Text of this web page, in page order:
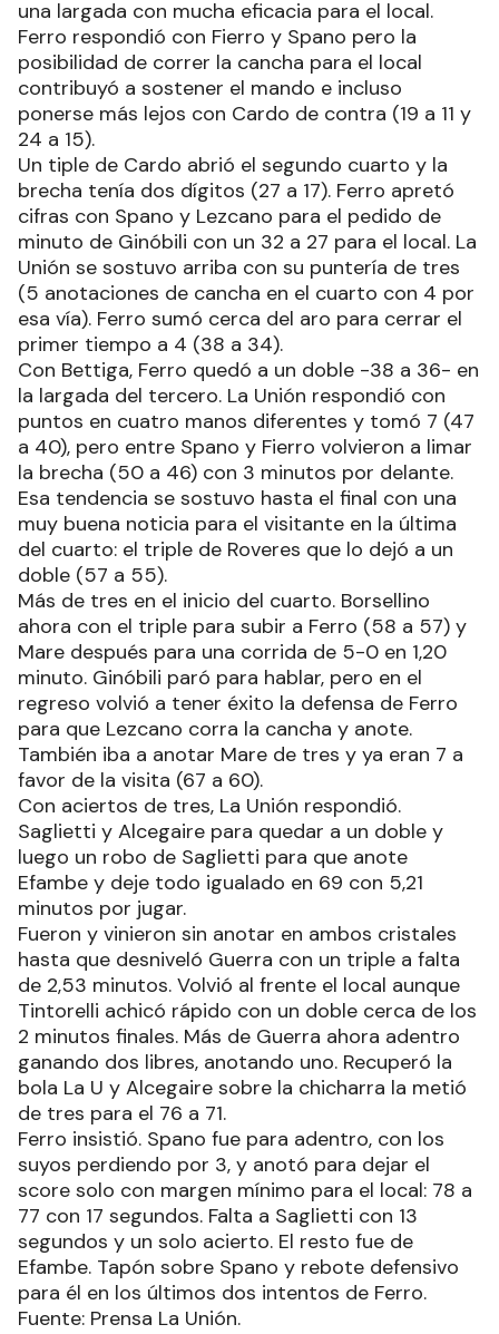
una largada con mucha eficacia para el local.
Ferro respondió con Fierro y Spano pero la
posibilidad de correr la cancha para el local
contribuyó a sostener el mando e incluso
ponerse más lejos con Cardo de contra (19 a 11 y
24 a 15).
Un tiple de Cardo abrió el segundo cuarto y la
brecha tenía dos dígitos (27 a 17). Ferro apretó
cifras con Spano y Lezcano para el pedido de
minuto de Ginóbili con un 32 a 27 para el local. La
Unión se sostuvo arriba con su puntería de tres
(5 anotaciones de cancha en el cuarto con 4 por
esa vía). Ferro sumó cerca del aro para cerrar el
primer tiempo a 4 (38 a 34).
Con Bettiga, Ferro quedó a un doble -38 a 36- en
la largada del tercero. La Unión respondió con
puntos en cuatro manos diferentes y tomó 7 (47
a 40), pero entre Spano y Fierro volvieron a limar
la brecha (50 a 46) con 3 minutos por delante.
Esa tendencia se sostuvo hasta el final con una
muy buena noticia para el visitante en la última
del cuarto: el triple de Roveres que lo dejó a un
doble (57 a 55).
Más de tres en el inicio del cuarto. Borsellino
ahora con el triple para subir a Ferro (58 a 57) y
Mare después para una corrida de 5-0 en 1,20
minuto. Ginóbili paró para hablar, pero en el
regreso volvió a tener éxito la defensa de Ferro
para que Lezcano corra la cancha y anote.
También iba a anotar Mare de tres y ya eran 7 a
favor de la visita (67 a 60).
Con aciertos de tres, La Unión respondió.
Saglietti y Alcegaire para quedar a un doble y
luego un robo de Saglietti para que anote
Efambe y deje todo igualado en 69 con 5,21
minutos por jugar.
Fueron y vinieron sin anotar en ambos cristales
hasta que desniveló Guerra con un triple a falta
de 2,53 minutos. Volvió al frente el local aunque
Tintorelli achicó rápido con un doble cerca de los
2 minutos finales. Más de Guerra ahora adentro
ganando dos libres, anotando uno. Recuperó la
bola La U y Alcegaire sobre la chicharra la metió
de tres para el 76 a 71.
Ferro insistió. Spano fue para adentro, con los
suyos perdiendo por 3, y anotó para dejar el
score solo con margen mínimo para el local: 78 a
77 con 17 segundos. Falta a Saglietti con 13
segundos y un solo acierto. El resto fue de
Efambe. Tapón sobre Spano y rebote defensivo
para él en los últimos dos intentos de Ferro.
Fuente: Prensa La Unión.